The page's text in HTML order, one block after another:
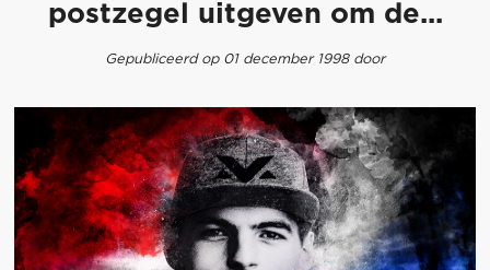
postzegel uitgeven om de...
Gepubliceerd op 01 december 1998 door